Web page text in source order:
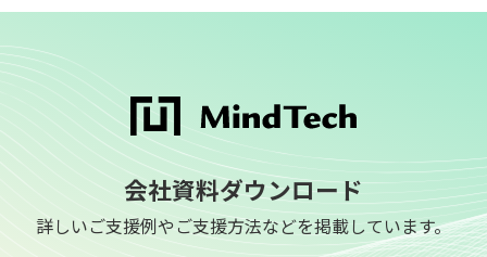
会社資料ダウンロード
詳しいご支援例やご支援方法などを掲載しています。